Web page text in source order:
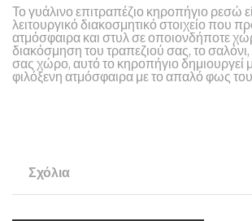
Το γυάλινο επιτραπέζιο κηροπήγιο ρεσώ
λειτουργικό διακοσμητικό στοιχείο που
ατμόσφαιρα και στυλ σε οποιονδήποτε
διακόσμηση του τραπεζιού σας, το σαλόνι,
σας χώρο, αυτό το κηροπήγιο δημιουργεί
φιλόξενη ατμόσφαιρα με το απαλό φως
Σχόλια